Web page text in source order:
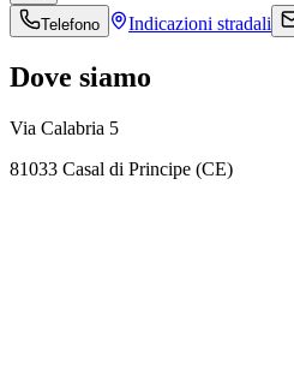
Telefono Indicazioni stradali
Dove siamo
Via Calabria 5
81033 Casal di Principe (CE)